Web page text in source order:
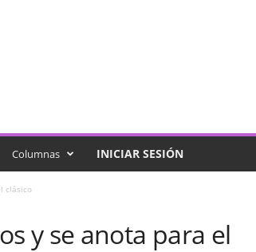
Columnas INICIAR SESIÓN
clásico
y se anota para el